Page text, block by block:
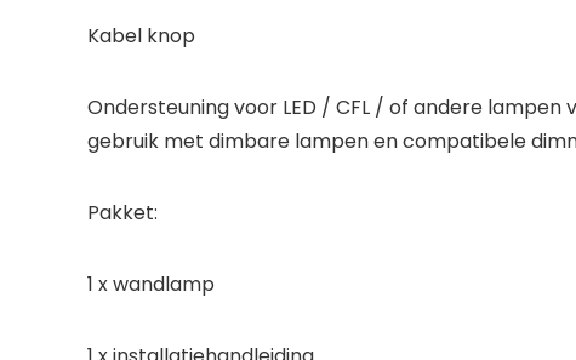
Kabel knop
Ondersteuning voor LED / CFL / of andere
gebruik met dimbare lampen en compatibele
Pakket:
1 x wandlamp